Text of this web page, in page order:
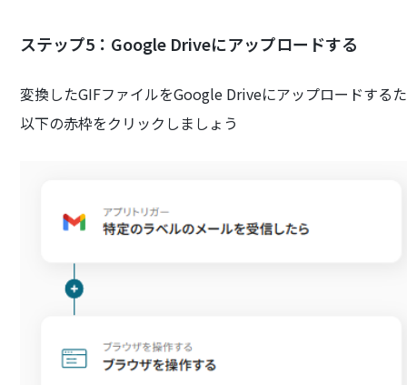
ステップ5：Google Driveにアップロードする
変換したGIFファイルをGoogle Driveにアップロードする
以下の赤枠をクリックしましょう